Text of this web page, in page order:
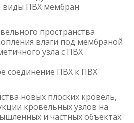
виды ПВХ мембран
пространства
влаги под мембраной
узла с ПВХ
соединение ПВХ к ПВХ
новых плоских кровель,
кровельных узлов на
и частных объектах.